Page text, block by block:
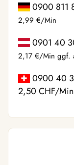
0900 811
2,99 €/Min
0901 40
2,17 €/Min ggf.
0900 40
2,50 CHF/Min